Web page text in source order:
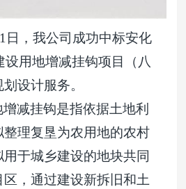
日，我公司成功中标安化
设用地增减挂钩项目（八
设计服务。
减挂钩是指依据土地利
整理复垦为农用地的农村
于城乡建设的地块共同
，通过建设新拆旧和土